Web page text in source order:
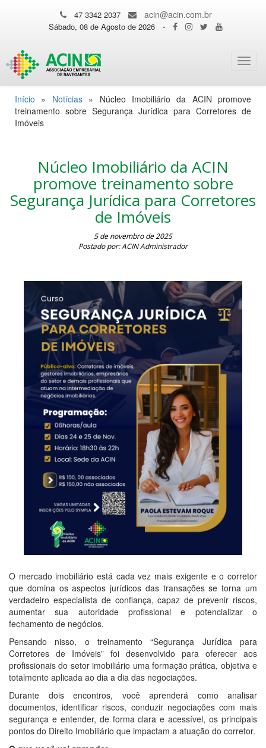
47 3342 2037 acin@acin.com.br
Sábado, 08 de Agosto de 2026 -
Início » Notícias» Núcleo Imobiliário da ACIN promove
treinamento sobre Segurança Jurídica para Corretores de
Imóveis
Núcleo Imobiliário da ACIN
promove treinamento sobre
Segurança Jurídica para Corretores
de Imóveis
5 de novembro de 2025
Postado por: ACIN Administrador
O mercado imobiliário está cada vez mais exigente e o corretor
que domina os aspectos jurídicos das transações se torna um
verdadeiro especialista de confiança, capaz de prevenir riscos,
aumentar sua autoridade profissional e potencializar o
fechamento de negócios.
Pensando nisso, o treinamento “Segurança Jurídica para
Corretores de Imóveis” foi desenvolvido para oferecer aos
profissionais do setor imobiliário uma formação prática, objetiva e
totalmente aplicada ao dia a dia das negociações.
Durante dois encontros, você aprenderá como analisar
documentos, identificar riscos, conduzir negociações com mais
segurança e entender, de forma clara e acessível, os principais
pontos do Direito Imobiliário que impactam a atuação do corretor.